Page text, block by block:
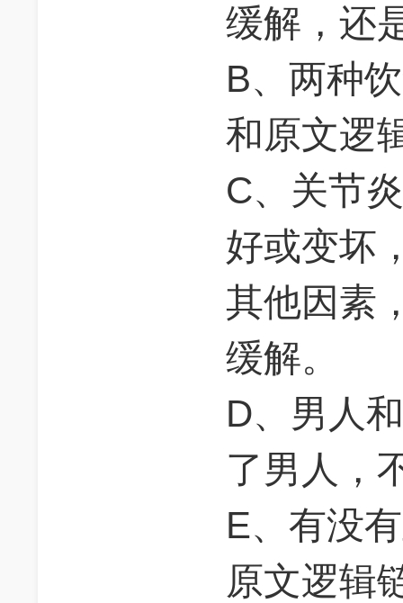
缓解，还
B、两种
和原文逻
C、关节
好或变坏
其他因素
缓解。
D、男人
了男人，
E、有没
原文逻辑